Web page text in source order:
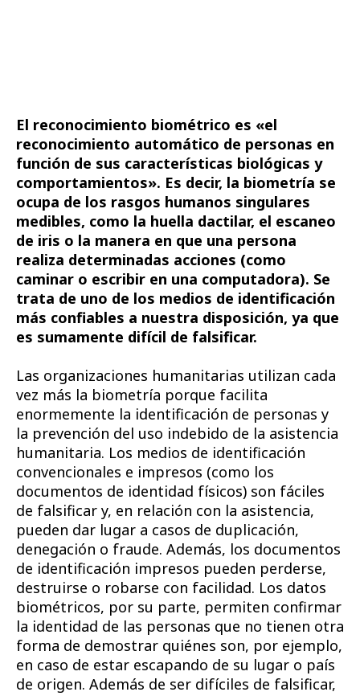
El reconocimiento biométrico es «el
reconocimiento automático de personas en
función de sus características biológicas y
comportamientos». Es decir, la biometría se
ocupa de los rasgos humanos singulares
medibles, como la huella dactilar, el escaneo
de iris o la manera en que una persona
realiza determinadas acciones (como
caminar o escribir en una computadora). Se
trata de uno de los medios de identificación
más confiables a nuestra disposición, ya que
es sumamente difícil de falsificar.
Las organizaciones humanitarias utilizan cada
vez más la biometría porque facilita
enormemente la identificación de personas y
la prevención del uso indebido de la asistencia
humanitaria. Los medios de identificación
convencionales e impresos (como los
documentos de identidad físicos) son fáciles
de falsificar y, en relación con la asistencia,
pueden dar lugar a casos de duplicación,
denegación o fraude. Además, los documentos
de identificación impresos pueden perderse,
destruirse o robarse con facilidad. Los datos
biométricos, por su parte, permiten confirmar
la identidad de las personas que no tienen otra
forma de demostrar quiénes son, por ejemplo,
en caso de estar escapando de su lugar o país
de origen. Además de ser difíciles de falsificar,